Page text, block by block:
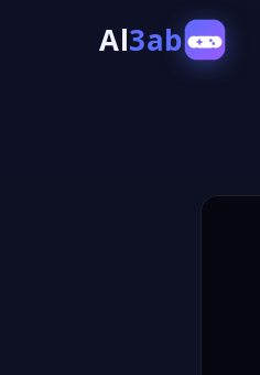
Al3ab